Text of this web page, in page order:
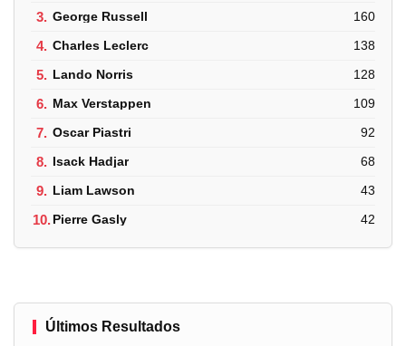
3. George Russell 160
4. Charles Leclerc 138
5. Lando Norris 128
6. Max Verstappen 109
7. Oscar Piastri 92
8. Isack Hadjar 68
9. Liam Lawson 43
10.Pierre Gasly 42
Últimos Resultados